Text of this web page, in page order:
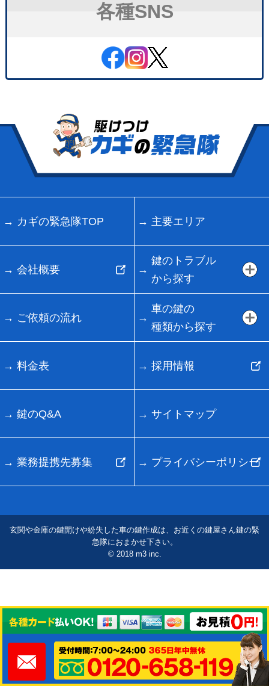
各種SNS
カギの緊急隊TOP 主要エリア
会社概要
鍵のトラブル
から探す
ご依頼の流れ
車の鍵の
種類から探す
料金表 採用情報
鍵のQ&A サイトマップ
業務提携先募集 プライバシーポリシー
玄関や金庫の鍵開けや紛失した車の鍵作成は、お近くの鍵屋さん鍵の緊
急隊におまかせ下さい。
© 2018 m3 inc.